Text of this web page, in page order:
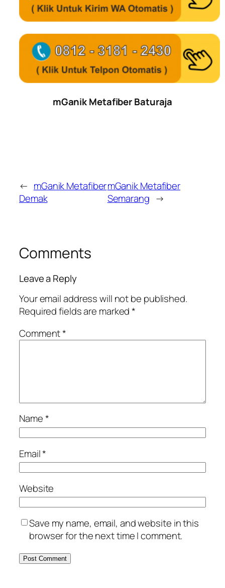
mGanik Metafiber Baturaja
← mGanik Metafiber
Demak
mGanik Metafiber
Semarang →
Comments
Leave a Reply
Your email address will not be published.
Required fields are marked*
Comment*
Name*
Email*
Website
Save my name, email, and website in this
browser for the next time I comment.